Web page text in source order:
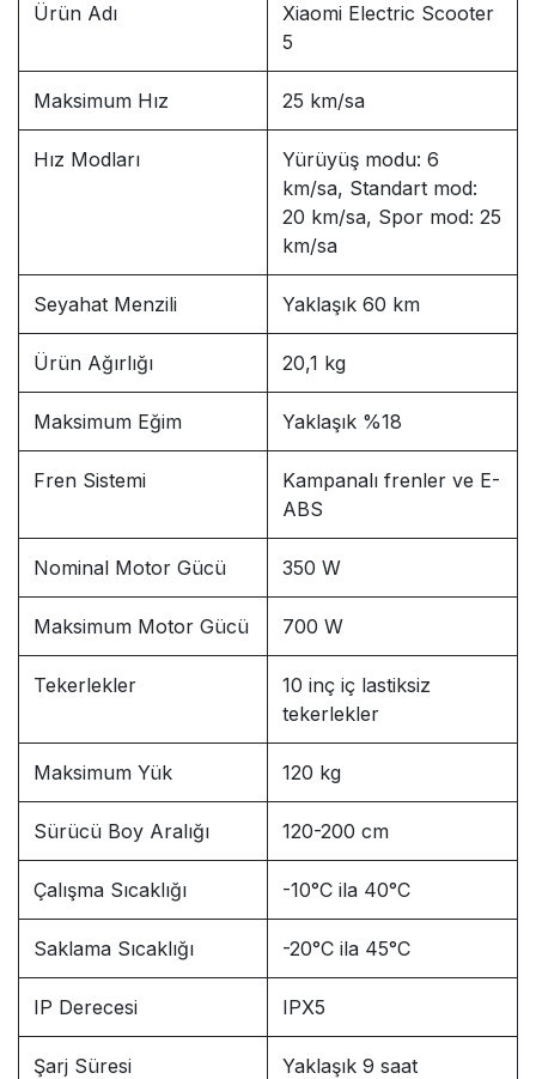
Ürün Adı
Xiaomi Electric Scooter
5
Maksimum Hız 25 km/sa
Hız Modları
Yürüyüş modu: 6
km/sa, Standart mod:
20 km/sa, Spor mod: 25
km/sa
Seyahat Menzili Yaklaşık 60 km
Ürün Ağırlığı 20,1 kg
Maksimum Eğim Yaklaşık %18
Fren Sistemi
Kampanalı frenler ve E-
ABS
Nominal Motor Gücü 350 W
Maksimum Motor Gücü 700 W
Tekerlekler
10 inç iç lastiksiz
tekerlekler
Maksimum Yük 120 kg
Sürücü Boy Aralığı 120-200 cm
Çalışma Sıcaklığı -10°C ila 40°C
Saklama Sıcaklığı -20°C ila 45°C
IP Derecesi IPX5
Şarj Süresi Yaklaşık 9 saat